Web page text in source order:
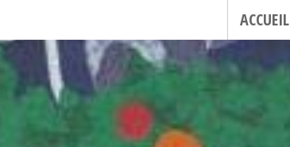
ACCUEIL